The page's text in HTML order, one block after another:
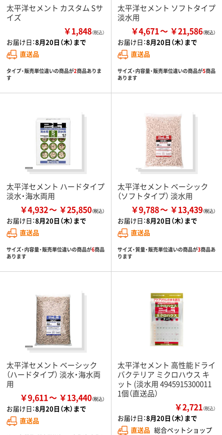
太平洋セメント カスタム Sサ
イズ
￥1,848（税込）
お届け日：8月20日（木）まで
直送品
タイプ・販売単位違いの商品が2商品ありま
す
太平洋セメント ソフトタイプ
淡水用
￥4,671 ￥21,586
お届け日：8月20日（木）まで
直送品
サイズ・内容量・販売単位違いの商品が5商品
あります
太平洋セメント ハードタイプ
淡水・海水両用
￥4,932 ￥25,850
お届け日：8月20日（木）まで
直送品
サイズ・内容量・販売単位違いの商品が6商品
あります
太平洋セメント ベーシック
（ソフトタイプ） 淡水用
￥9,788 ￥13,439
お届け日：8月20日（木）まで
直送品
サイズ・質量・販売単位違いの商品が3商品あ
ります
太平洋セメント ベーシック
（ハードタイプ） 淡水・海水両
用
￥9,611 ￥13,440
お届け日：8月20日（木）まで
直送品
太平洋セメント 高性能ドライ
バクテリア ミクロハウス キ
ット (淡水用 4945915300011
1個（直送品）
￥2,721（税込）
お届け日：8月20日（木）まで
直送品 総合ペットショップ